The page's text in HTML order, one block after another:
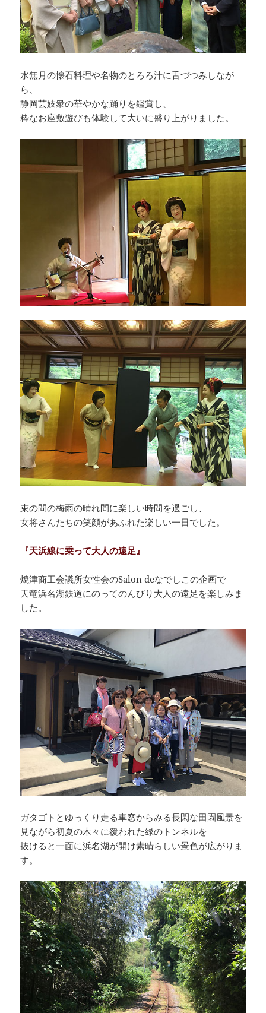
水無月の懐石料理や名物のとろろ汁に舌づつみしなが
ら、
静岡芸妓衆の華やかな踊りを鑑賞し、
粋なお座敷遊びも体験して大いに盛り上がりました。
束の間の梅雨の晴れ間に楽しい時間を過ごし、
女将さんたちの笑顔があふれた楽しい一日でした。
『天浜線に乗って大人の遠足』
焼津商工会議所女性会のSalon deなでしこの企画で
天竜浜名湖鉄道にのってのんびり大人の遠足を楽しみま
した。
ガタゴトとゆっくり走る車窓からみる長閑な田園風景を
見ながら初夏の木々に覆われた緑のトンネルを
抜けると一面に浜名湖が開け素晴らしい景色が広がりま
す。